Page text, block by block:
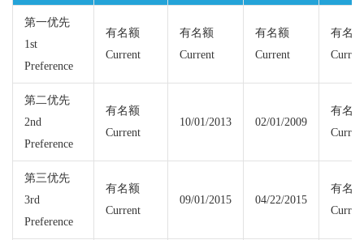
第一优先
1st
Preference
有名额
Current
有名额
Current
有名额
Current
有名额
第二优先
2nd
Preference
有名额
Current
10/01/2013 02/01/2009
有名
第三优先
3rd
Preference
有名额
Current
09/01/2015 04/22/2015
有名